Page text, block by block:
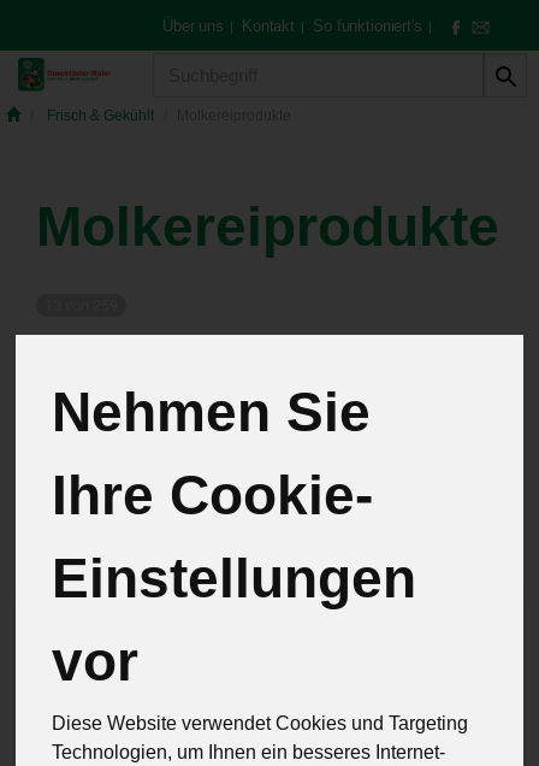
Nehmen Sie
Ihre Cookie-
Einstellungen
vor
Diese Website verwendet Cookies und Targeting
Technologien, um Ihnen ein besseres Internet-
Über uns | Kontakt | So funktioniert's |
Frisch & Gekühlt
Molkereiprodukte
Hersteller Allergene